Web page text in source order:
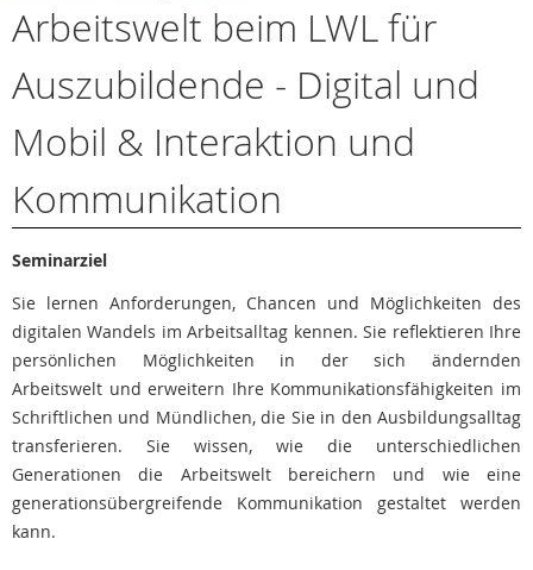
Arbeitswelt beim LWL für
Auszubildende - Digital und
Mobil & Interaktion und
Kommunikation
Seminarziel
Sie lernen Anforderungen, Chancen und Möglichkeiten des
digitalen Wandels im Arbeitsalltag kennen. Sie reflektieren Ihre
persönlichen Möglichkeiten in der sich ändernden
Arbeitswelt und erweitern Ihre Kommunikationsfähigkeiten im
Schriftlichen und Mündlichen, die Sie in den Ausbildungsalltag
transferieren. Sie wissen, wie die unterschiedlichen
Generationen die Arbeitswelt bereichern und wie eine
generationsübergreifende Kommunikation gestaltet werden
kann.